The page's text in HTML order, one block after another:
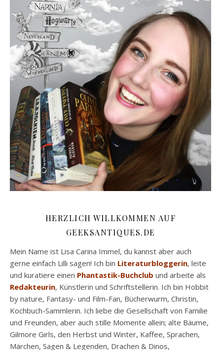
HERZLICH WILLKOMMEN AUF
GEEKSANTIQUES.DE
Mein Name ist Lisa Carina Immel, du kannst aber auch
gerne einfach Lilli sagen! Ich bin Literaturbloggerin, leite
und kuratiere einen Phantastik-Buchclub und arbeite als
Redakteurin, Künstlerin und Schriftstellerin. Ich bin Hobbit
by nature, Fantasy- und Film-Fan, Bücherwurm, Christin,
Kochbuch-Sammlerin. Ich liebe die Gesellschaft von Familie
und Freunden, aber auch stille Momente allein; alte Bäume,
Gilmore Girls, den Herbst und Winter, Kaffee, Sprachen,
Märchen, Sagen & Legenden, Drachen & Dinos,